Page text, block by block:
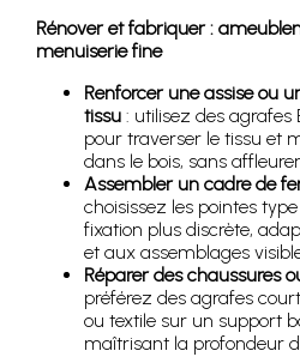
Rénover et fabriquer :
menuiserie fine
Renforcer une assise ou
tissu : utilisez des
pour traverser le tissu et
dans le bois, sans
Assembler un cadre de
choisissez les pointes
fixation plus discrète,
et aux assemblages
Réparer des chaussures
préférez des agrafes
ou textile sur un support
maîtrisant la profondeur